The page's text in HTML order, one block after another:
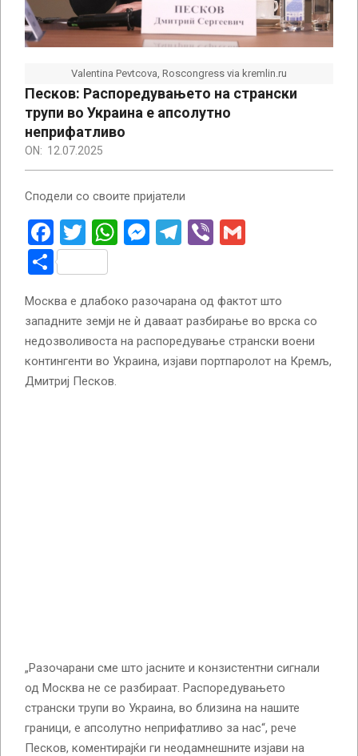
Valentina Pevtcova, Roscongress via kremlin.ru
Песков: Распоредувањето на странски
трупи во Украина е апсолутно
неприфатливо
ON: 12.07.2025
Сподели со своите пријатели
Facebook
Twitter
WhatsApp
Messenger
Telegram
Viber
Share
Москва е длабоко разочарана од фактот што
западните земји не ѝ даваат разбирање во врска со
недозволивоста на распоредување странски воени
контингенти во Украина, изјави портпаролот на Кремљ,
Дмитриј Песков.
„Разочарани сме што јасните и конзистентни сигнали
од Москва не се разбираат. Распоредувањето
странски трупи во Украина, во близина на нашите
граници, е апсолутно неприфатливо за нас“, рече
Песков, коментирајќи ги неодамнешните изјави на